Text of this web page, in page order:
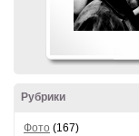
Рубрики
Фото (167)